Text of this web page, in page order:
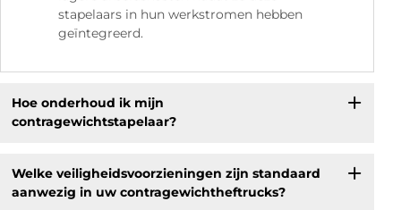
stapelaars in hun werkstromen hebben
geïntegreerd.
Hoe onderhoud ik mijn
contragewichtstapelaar?
Welke veiligheidsvoorzieningen zijn standaard
aanwezig in uw contragewichtheftrucks?